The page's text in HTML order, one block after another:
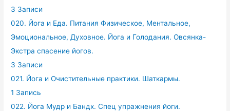
3 Записи
020. Йога и Еда. Питания Физическое, Ментальное,
Эмоциональное, Духовное. Йога и Голодания. Овсянка-
Экстра спасение йогов.
3 Записи
021. Йога и Очистительные практики. Шаткармы.
1 Запись
022. Йога Мудр и Бандх. Спец упражнения йоги.